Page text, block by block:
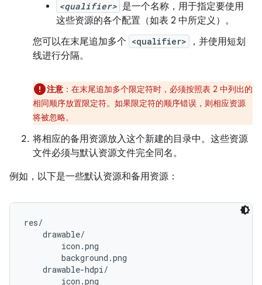
<qualifier> 是一个名称，用于指定要使用
这些资源的各个配置（如表 2 中所定义）。
您可以在末尾追加多个 <qualifier> ， 并使用短划
线进行分隔。
注意 ：在末尾追加多个限定符时，必须按照表 2 中列出的
相同顺序放置限定符。如果限定符的顺序错误，则相应资源
将被忽略。
将相应的备用资源放入这个新建的目录中。这些资源
文件必须与默认资源文件完全同名。
例如，以下是一些默认资源和备用资源：
res/
    drawable/
        icon.png
        background.png
    drawable-hdpi/
        icon.png